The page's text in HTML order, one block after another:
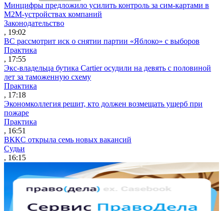
Минцифры предложило усилить контроль за сим-картами в
M2M-устройствах компаний
Законодательство
, 19:02
ВС рассмотрит иск о снятии партии «Яблоко» с выборов
Практика
, 17:55
Экс-владельца бутика Cartier осудили на девять с половиной
лет за таможенную схему
Практика
, 17:18
Экономколлегия решит, кто должен возмещать ущерб при
пожаре
Практика
, 16:51
ВККС открыла семь новых вакансий
Судьи
, 16:15